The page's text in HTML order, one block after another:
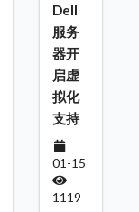
Dell
服务
器开
启虚
拟化
支持
01-15
1119